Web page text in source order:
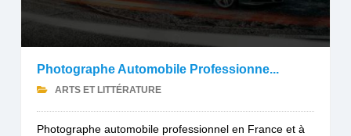
Photographe Automobile Professionne...
ARTS ET LITTÉRATURE
Photographe automobile professionnel en France et à